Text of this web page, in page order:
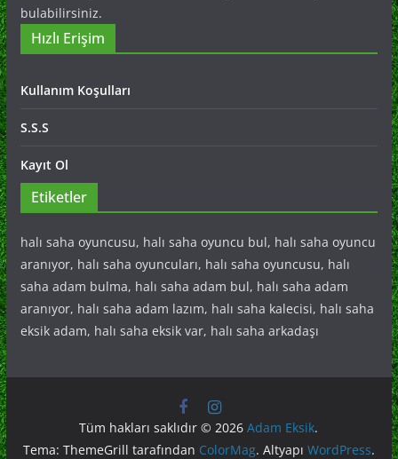
bulabilirsiniz.
Hızlı Erişim
Kullanım Koşulları
S.S.S
Kayıt Ol
Etiketler
halı saha oyuncusu, halı saha oyuncu bul, halı saha oyuncu
aranıyor, halı saha oyuncuları, halı saha oyuncusu, halı
saha adam bulma, halı saha adam bul, halı saha adam
aranıyor, halı saha adam lazım, halı saha kalecisi, halı saha
eksik adam, halı saha eksik var, halı saha arkadaşı
Tüm hakları saklıdır © 2026Adam Eksik.
Tema: ThemeGrill tarafından ColorMag. Altyapı WordPress.